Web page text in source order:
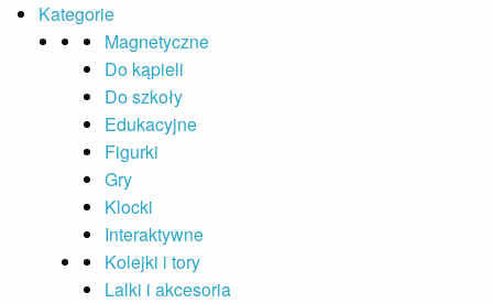
Kategorie
Magnetyczne
Do kąpieli
Do szkoły
Edukacyjne
Figurki
Gry
Klocki
Interaktywne
Kolejki i tory
Lalki i akcesoria